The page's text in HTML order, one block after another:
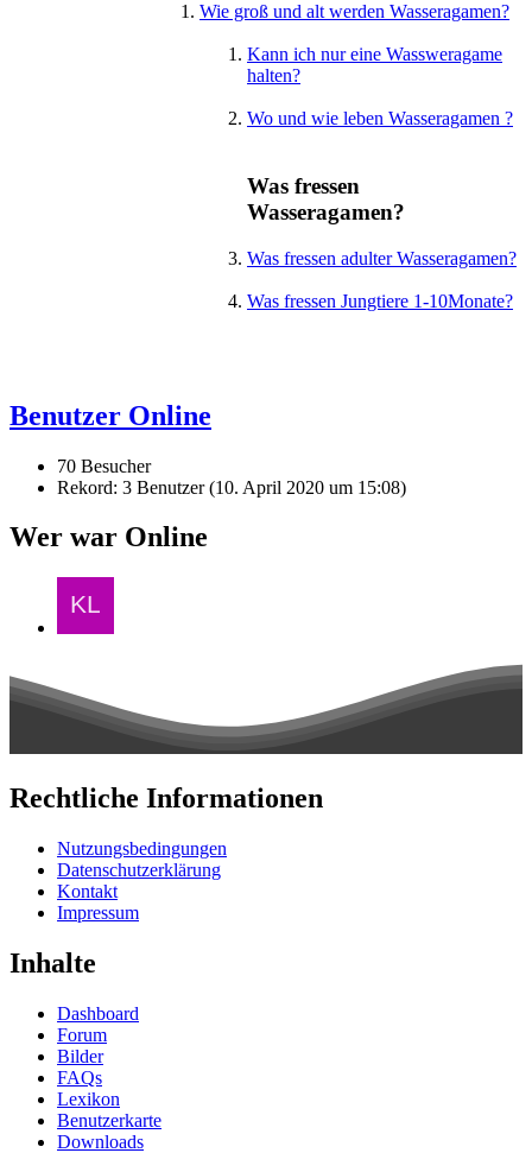
Wie groß und alt werden Wasseragamen?
Kann ich nur eine Wassweragame
halten?
Wo und wie leben Wasseragamen ?
Was fressen
Wasseragamen?
Was fressen adulter Wasseragamen?
Was fressen Jungtiere 1-10Monate?
Benutzer Online
70 Besucher
Rekord: 3 Benutzer (10. April 2020 um 15:08)
Wer war Online
Rechtliche Informationen
Nutzungsbedingungen
Datenschutzerklärung
Kontakt
Impressum
Inhalte
Dashboard
Forum
Bilder
FAQs
Lexikon
Benutzerkarte
Downloads